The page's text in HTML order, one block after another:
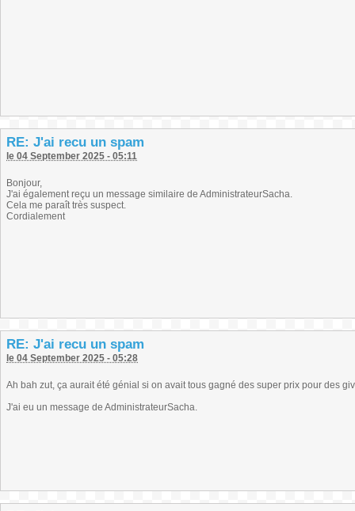
RE: J'ai recu un spam
le 04 September 2025 - 05:11
Bonjour,
J'ai également reçu un message similaire de AdministrateurSacha.
Cela me paraît très suspect.
Cordialement
RE: J'ai recu un spam
le 04 September 2025 - 05:28
Ah bah zut, ça aurait été génial si on avait tous gagné des super prix pour des
J'ai eu un message de AdministrateurSacha.